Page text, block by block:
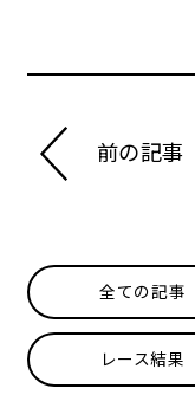
前の記事
全ての記事
レース結果